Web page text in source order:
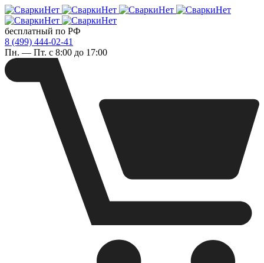
бесплатный по РФ
8 (499) 444-02-41
Пн. — Пт. с 8:00 до 17:00